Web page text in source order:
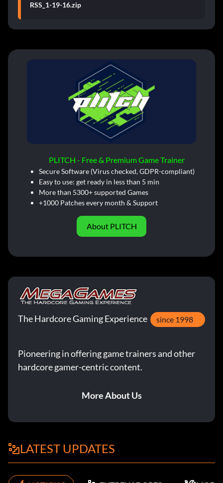
RSS_1-19-16.zip
PLITCH - Free & Premium Game Trainer
Secure Software (Virus checked, GDPR-compliant)
Easy to use: get ready in less than 5 min
More than 5300+ supported Games
+1000 Patches every month & Support
About PLITCH
The Hardcore Gaming Experience since 1998
Pioneering in offering game trainers and other
hardcore gamer-centric content.
More About Us
LATEST UPDATES